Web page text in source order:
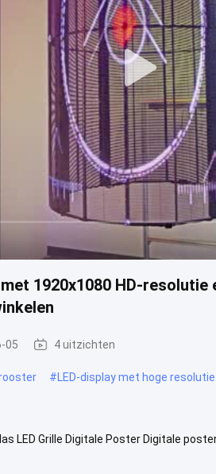
1920x1080 HD-
05 4 uitzichten
#LED-display met hoge resolutie
LED Grille Digitale Poster Digitale